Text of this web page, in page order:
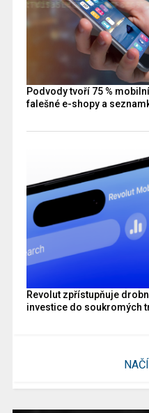
Podvody tvoří 75 %
falešné e-shopy a
Revolut zpřístupňuje
investice do soukromých